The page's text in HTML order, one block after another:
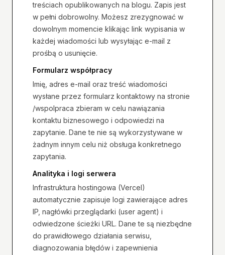
treściach opublikowanych na blogu. Zapis jest
w pełni dobrowolny. Możesz zrezygnować w
dowolnym momencie klikając link wypisania w
każdej wiadomości lub wysyłając e-mail z
prośbą o usunięcie.
Formularz współpracy
Imię, adres e-mail oraz treść wiadomości
wysłane przez formularz kontaktowy na stronie
/wspolpraca zbieram w celu nawiązania
kontaktu biznesowego i odpowiedzi na
zapytanie. Dane te nie są wykorzystywane w
żadnym innym celu niż obsługa konkretnego
zapytania.
Analityka i logi serwera
Infrastruktura hostingowa (Vercel)
automatycznie zapisuje logi zawierające adres
IP, nagłówki przeglądarki (user agent) i
odwiedzone ścieżki URL. Dane te są niezbędne
do prawidłowego działania serwisu,
diagnozowania błędów i zapewnienia